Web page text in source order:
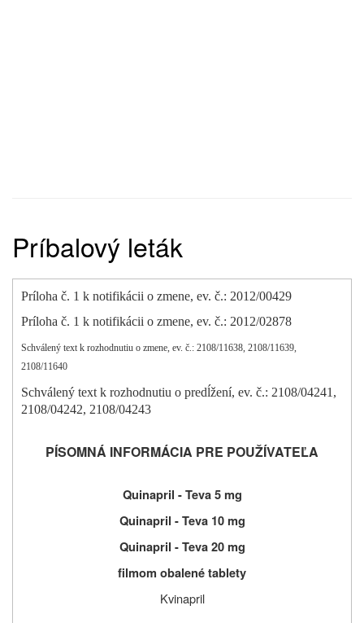
Príbalový leták
Príloha č. 1 k notifikácii o zmene, ev. č.: 2012/00429
Príloha č. 1 k notifikácii o zmene, ev. č.: 2012/02878
Schválený text k rozhodnutiu o zmene, ev. č.: 2108/11638, 2108/11639,
2108/11640
Schválený text k rozhodnutiu o predĺžení, ev. č.: 2108/04241,
2108/04242, 2108/04243
PÍSOMNÁ INFORMÁCIA PRE POUŽÍVATEĽA
Quinapril - Teva 5 mg
Quinapril - Teva 10 mg
Quinapril - Teva 20 mg
filmom obalené tablety
Kvinapril